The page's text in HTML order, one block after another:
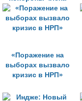
депутатов
прокурдской
партии,
РПК
«Поражение на
выборах вызвало
кризис в НРП»